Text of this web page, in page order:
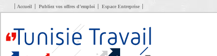
Accueil Publiez vos offres d’emploi Espace Entreprise